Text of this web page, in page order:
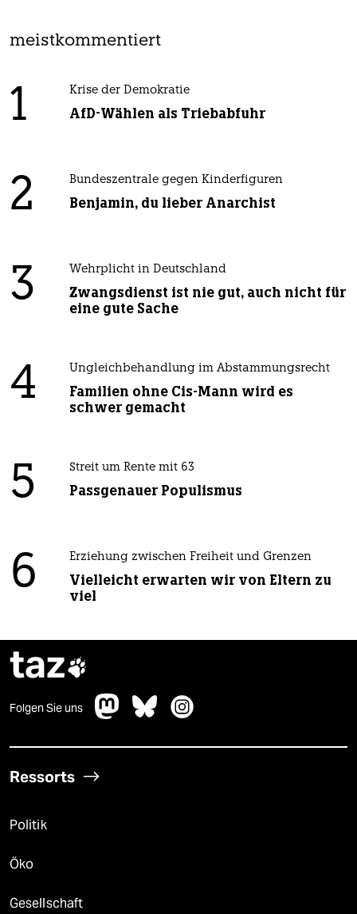
meistkommentiert
1 Krise der Demokratie
AfD-Wählen als Triebabfuhr
2 Bundeszentrale gegen Kinderfiguren
Benjamin, du lieber Anarchist
3 Wehrplicht in Deutschland
Zwangsdienst ist nie gut, auch nicht für
eine gute Sache
4 Ungleichbehandlung im Abstammungsrecht
Familien ohne Cis-Mann wird es
schwer gemacht
5 Streit um Rente mit 63
Passgenauer Populismus
6 Erziehung zwischen Freiheit und Grenzen
Vielleicht erwarten wir von Eltern zu
viel
taz
Folgen Sie uns
Ressorts
Politik
Öko
Gesellschaft